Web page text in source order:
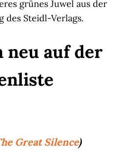
grünes Juwel aus der
Steidl-Verlags.
neu auf der
Great Silence)